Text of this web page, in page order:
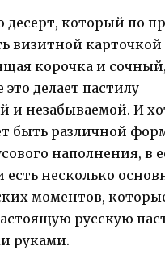
десерт, который по
визитной карточкой
корочка и
делает пастилу
и незабываемой. И
быть различной
наполнения, в
есть несколько
моментов,
русскую
руками.